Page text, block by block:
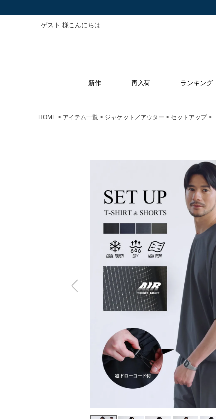
ゲスト 様こんにちは
新作 再入荷 ランキング
HOME アイテム一覧 ジャケット／アウター セットアップ